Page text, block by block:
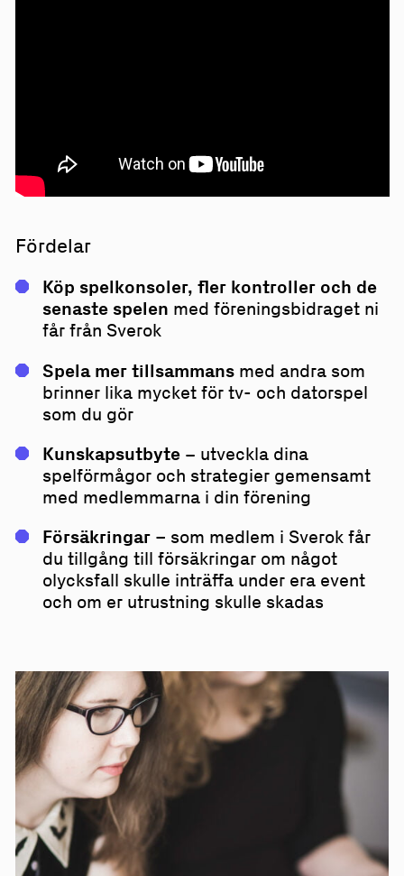
Fördelar
Köp spelkonsoler, fler kontroller och de
senaste spelen med föreningsbidraget ni
får från Sverok
Spela mer tillsammans med andra som
brinner lika mycket för tv- och datorspel
som du gör
Kunskapsutbyte – utveckla dina
spelförmågor och strategier gemensamt
med medlemmarna i din förening
Försäkringar– som medlem i Sverok får
du tillgång till försäkringar om något
olycksfall skulle inträffa under era event
och om er utrustning skulle skadas